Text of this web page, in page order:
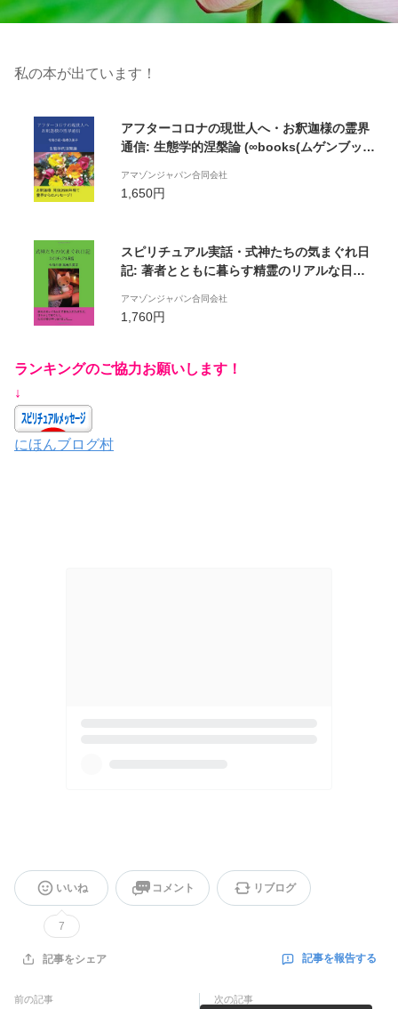
私の本が出ています！
アフターコロナの現世人へ・お釈迦様の霊界
通信: 生態学的涅槃論 (∞books(ムゲンブック
アマゾンジャパン合同会社
1,650円
スピリチュアル実話・式神たちの気まぐれ日
記: 著者とともに暮らす精霊のリアルな日常
社)
アマゾンジャパン合同会社
1,760円
ランキングのご協力お願いします！
↓
にほんブログ村
いいね
7
コメント リブログ
記事をシェア 記事を報告する
前の記事 次の記事